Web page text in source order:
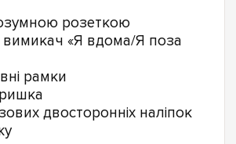
розеткою
вимикач «Я вдома/Я поза
рамки
двосторонніх наліпок